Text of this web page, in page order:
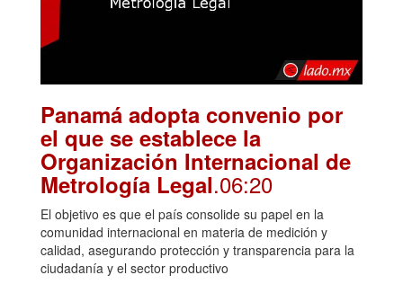
Panamá adopta convenio por
el que se establece la
Organización Internacional de
Metrología Legal.06:20
El objetivo es que el país consolide su papel en la
comunidad internacional en materia de medición y
calidad, asegurando protección y transparencia para la
ciudadanía y el sector productivo